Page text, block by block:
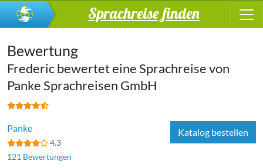
Sprachreise finden
Bewertung
Frederic bewertet eine Sprachreise von
Panke Sprachreisen GmbH
Panke
4.3
121 Bewertungen
Katalog bestellen